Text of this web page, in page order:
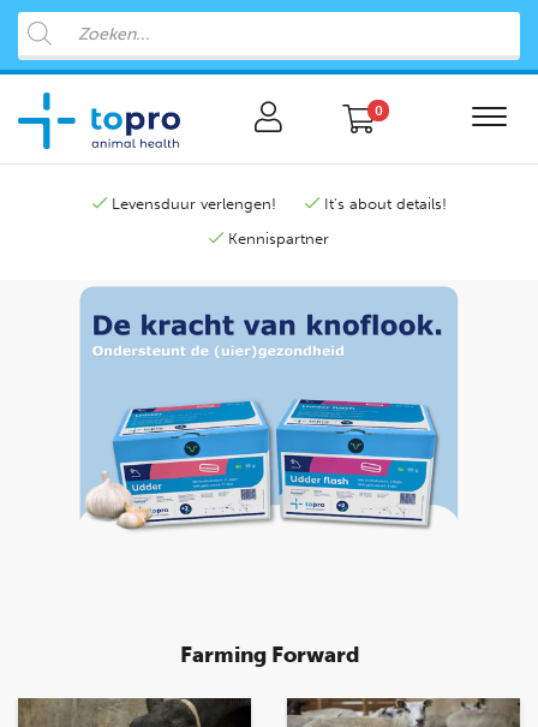
0
Levensduur verlengen!
It's about details!
Kennispartner
Farming Forward